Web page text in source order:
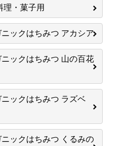
理・菓子用
ックはちみつ アカシア
ックはちみつ 山の百花
ニックはちみつ ラズベ
ックはちみつ くるみの